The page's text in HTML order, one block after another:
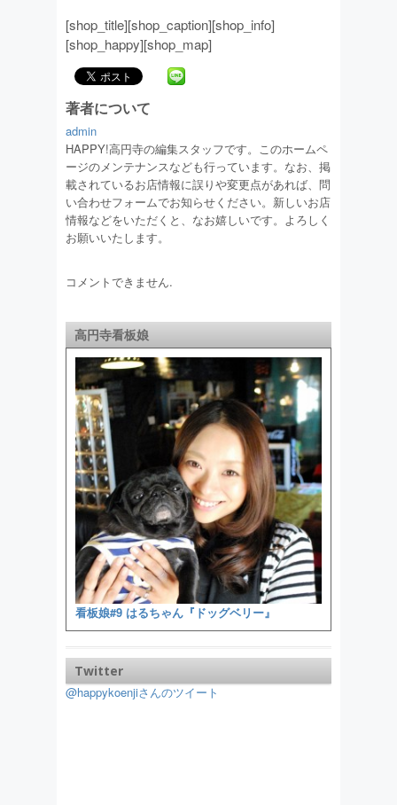
[shop_title][shop_caption][shop_info]
[shop_happy][shop_map]
著者について
admin
HAPPY!高円寺の編集スタッフです。このホームペ
ージのメンテナンスなども行っています。なお、掲
載されているお店情報に誤りや変更点があれば、問
い合わせフォームでお知らせください。新しいお店
情報などをいただくと、なお嬉しいです。よろしく
お願いいたします。
コメントできません.
高円寺看板娘
看板娘#9 はるちゃん『ドッグベリー』
Twitter
@happykoenjiさんのツイート